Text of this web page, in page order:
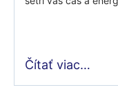
Čítať viac…